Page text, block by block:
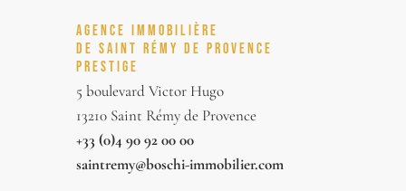
le cadre renommé du Massif des
Alpilles. Les 4 chambres de la maison,
toutes bénéficiant d'un accès direct vers
l'extérieur, mettent en valeur le soin
accordé à l'agencement de la maison.
Afin de favoriser la fluidité et préserver
l'intimité de chaque occupant.
AGENCE IMMOBILIÈRE
DE SAINT RÉMY DE PROVENCE
PRESTIGE
5 boulevard Victor Hugo
13210 Saint Rémy de Provence
+33 (0)4 90 92 00 00
saintremy@boschi-immobilier.com